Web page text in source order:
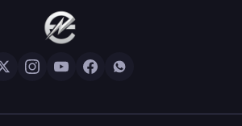
e Grogu: A Aventura
Star Wars? — Sem Spoilers